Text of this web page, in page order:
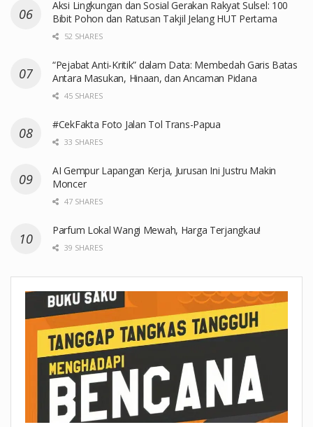
Aksi Lingkungan dan Sosial Gerakan Rakyat Sulsel: 100
Bibit Pohon dan Ratusan Takjil Jelang HUT Pertama
52 SHARES
“Pejabat Anti-Kritik” dalam Data: Membedah Garis Batas
Antara Masukan, Hinaan, dan Ancaman Pidana
45 SHARES
#CekFakta Foto Jalan Tol Trans-Papua
33 SHARES
AI Gempur Lapangan Kerja, Jurusan Ini Justru Makin
Moncer
47 SHARES
Parfum Lokal Wangi Mewah, Harga Terjangkau!
39 SHARES